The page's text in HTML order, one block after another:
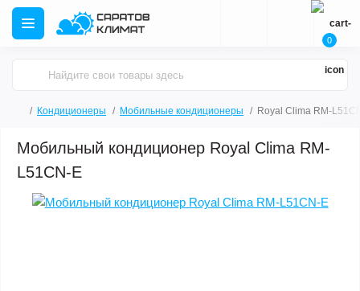
0
Кондиционеры Мобильные кондиционеры Royal Clima RM-
Мобильный кондиционер Royal Clima RM-
L51CN-E